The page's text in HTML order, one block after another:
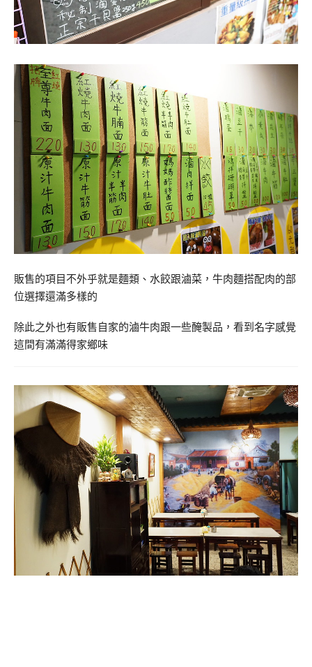
販售的項目不外乎就是麵類、水餃跟滷菜，牛肉麵搭配肉的部
位選擇還滿多樣的
除此之外也有販售自家的滷牛肉跟一些醃製品，看到名字感覺
這間有滿滿得家鄉味